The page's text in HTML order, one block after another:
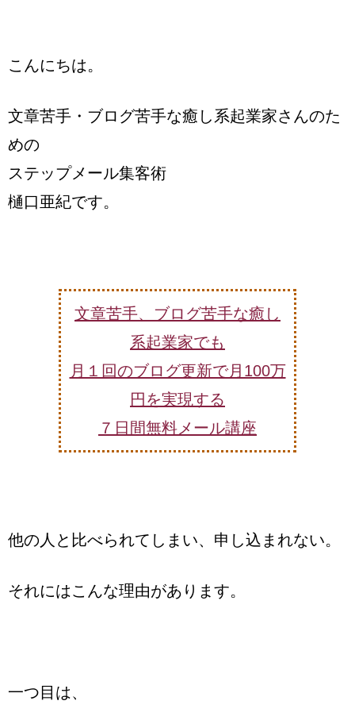
こんにちは。
文章苦手・ブログ苦手な癒し系起業家さんのた
めの
ステップメール集客術
樋口亜紀です。
文章苦手、ブログ苦手な癒し
系起業家でも
月１回のブログ更新で月100万
円を実現する
７日間無料メール講座
他の人と比べられてしまい、申し込まれない。
それにはこんな理由があります。
一つ目は、